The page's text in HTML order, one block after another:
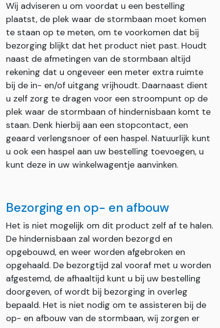
Wij adviseren u om voordat u een bestelling
plaatst, de plek waar de stormbaan moet komen
te staan op te meten, om te voorkomen dat bij
bezorging blijkt dat het product niet past. Houdt
naast de afmetingen van de stormbaan altijd
rekening dat u ongeveer een meter extra ruimte
bij de in- en/of uitgang vrijhoudt. Daarnaast dient
u zelf zorg te dragen voor een stroompunt op de
plek waar de stormbaan of hindernisbaan komt te
staan. Denk hierbij aan een stopcontact, een
geaard verlengsnoer of een haspel. Natuurlijk kunt
u ook een haspel aan uw bestelling toevoegen, u
kunt deze in uw winkelwagentje aanvinken.
Bezorging en op- en afbouw
Het is niet mogelijk om dit product zelf af te halen.
De hindernisbaan zal worden bezorgd en
opgebouwd, en weer worden afgebroken en
opgehaald. De bezorgtijd zal vooraf met u worden
afgestemd, de afhaaltijd kunt u bij uw bestelling
doorgeven, of wordt bij bezorging in overleg
bepaald. Het is niet nodig om te assisteren bij de
op- en afbouw van de stormbaan, wij zorgen er